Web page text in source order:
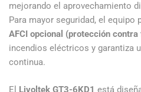
mejorando el aprovechamiento
Para mayor seguridad, el equipo
AFCI opcional (protección
incendios eléctricos y garantiza
continua.
El Livoltek GT3-6KD1 está